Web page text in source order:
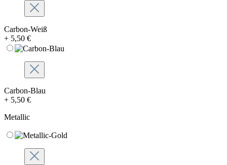
Carbon-Weiß
+ 5,50 €
Carbon-Blau
+ 5,50 €
Metallic